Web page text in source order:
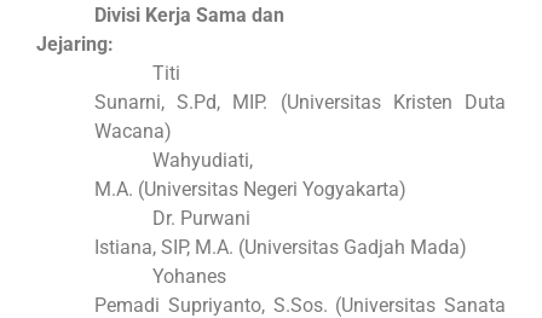
Divisi Kerja Sama dan
Jejaring:
Titi
Sunarni, S.Pd, MIP. (Universitas Kristen Duta
Wacana)
Wahyudiati,
M.A. (Universitas Negeri Yogyakarta)
Dr. Purwani
Istiana, SIP, M.A. (Universitas Gadjah Mada)
Yohanes
Pemadi Supriyanto, S.Sos. (Universitas Sanata